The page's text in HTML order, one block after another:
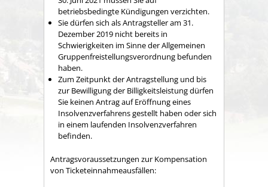
betriebsbedingte Kündigungen verzichten.
Sie dürfen sich als Antragsteller am 31.
Dezember 2019 nicht bereits in
Schwierigkeiten im Sinne der Allgemeinen
Gruppenfreistellungsverordnung befunden
haben.
Zum Zeitpunkt der Antragstellung und bis
zur Bewilligung der Billigkeitsleistung dürfen
Sie keinen Antrag auf Eröffnung eines
Insolvenzverfahrens gestellt haben oder sich
in einem laufenden Insolvenzverfahren
befinden.
Antragsvoraussetzungen zur Kompensation
von Ticketeinnahmeausfällen: